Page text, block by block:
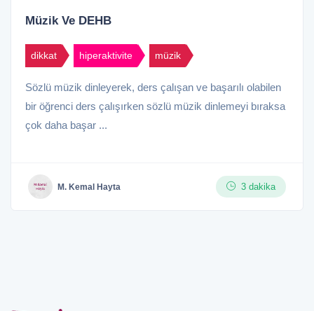
Müzik Ve DEHB
dikkat hiperaktivite müzik
Sözlü müzik dinleyerek, ders çalışan ve başarılı olabilen
bir öğrenci ders çalışırken sözlü müzik dinlemeyi bıraksa
çok daha başar ...
M. Kemal Hayta 3 dakika